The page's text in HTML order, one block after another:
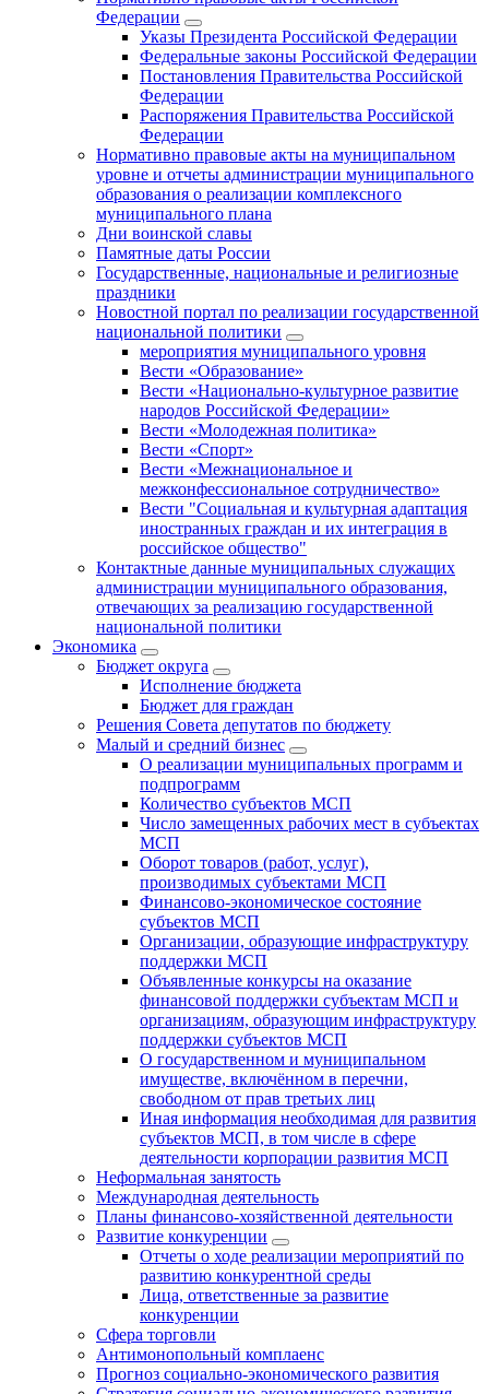
Федерации
Указы Президента Российской Федерации
Федеральные законы Российской Федерации
Постановления Правительства Российской
Федерации
Распоряжения Правительства Российской
Федерации
Нормативно правовые акты на муниципальном
уровне и отчеты администрации муниципального
образования о реализации комплексного
муниципального плана
Дни воинской славы
Памятные даты России
Государственные, национальные и религиозные
праздники
Новостной портал по реализации государственной
национальной политики
мероприятия муниципального уровня
Вести «Образование»
Вести «Национально-культурное развитие
народов Российской Федерации»
Вести «Молодежная политика»
Вести «Спорт»
Вести «Межнациональное и
межконфессиональное сотрудничество»
Вести "Социальная и культурная адаптация
иностранных граждан и их интеграция в
российское общество"
Контактные данные муниципальных служащих
администрации муниципального образования,
отвечающих за реализацию государственной
национальной политики
Экономика
Бюджет округa
Исполнение бюджета
Бюджет для граждан
Решения Совета депутатов по бюджету
Малый и средний бизнес
О реализации муниципальных программ и
подпрограмм
Количество субъектов МСП
Число замещенных рабочих мест в субъектах
МСП
Оборот товаров (работ, услуг),
производимых субъектами МСП
Финансово-экономическое состояние
субъектов МСП
Организации, образующие инфраструктуру
поддержки МСП
Объявленные конкурсы на оказание
финансовой поддержки субъектам МСП и
организациям, образующим инфраструктуру
поддержки субъектов МСП
О государственном и муниципальном
имуществе, включённом в перечни,
свободном от прав третьих лиц
Иная информация необходимая для развития
субъектов МСП, в том числе в сфере
деятельности корпорации развития МСП
Неформальная занятость
Международная деятельность
Планы финансово-хозяйственной деятельности
Развитие конкуренции
Отчеты о ходе реализации мероприятий по
развитию конкурентной среды
Лица, ответственные за развитие
конкуренции
Сфера торговли
Антимонопольный комплаенс
Прогноз социально-экономического развития